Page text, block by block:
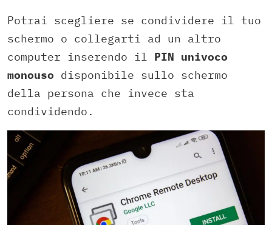
Potrai scegliere se condividere il tuo
schermo o collegarti ad un altro
computer inserendo il PIN univoco
monouso disponibile sullo schermo
della persona che invece sta
condividendo.